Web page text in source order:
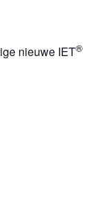
nieuwe IET®